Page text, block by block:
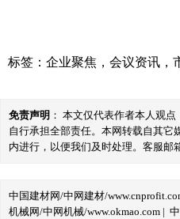
标签： 企业聚焦 ， 会议资讯 ，
免责声明 ： 本文仅代表作者本人观
自行承担全部责任。本网转载自其它
内进行，以便我们及时处理。客服邮
中国建材网/中网建材/
机械网/中网机械/www.okmao.com |